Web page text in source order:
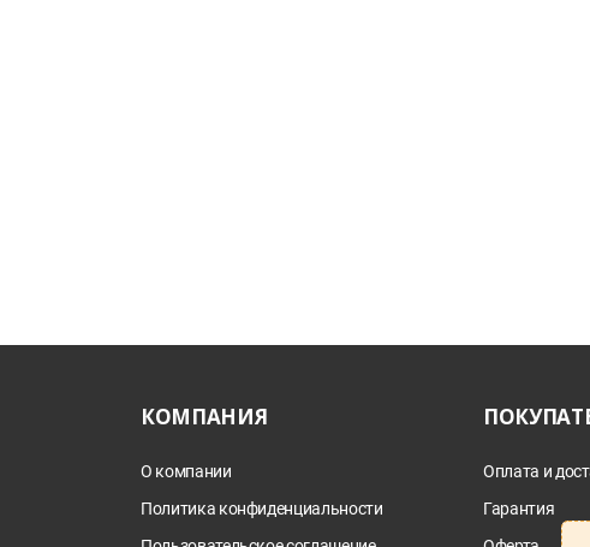
КОМПАНИЯ
О компании
Политика конфиденциальности
Оплата и
Гарантия